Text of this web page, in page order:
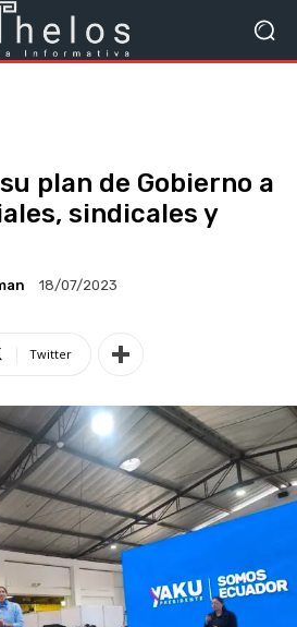
plan de Gobierno a
sindicales y
18/07/2023
Twitter